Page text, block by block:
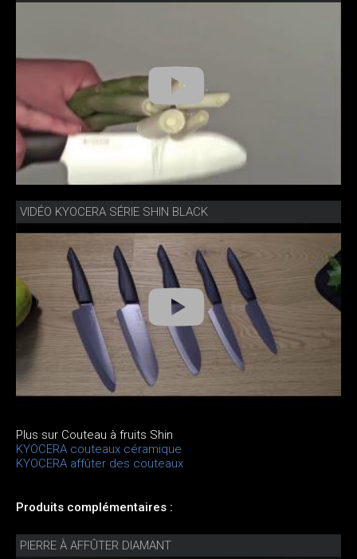
VIDÉO KYOCERA SÉRIE SHIN BLACK
Plus sur Couteau à fruits Shin
KYOCERA couteaux céramique
KYOCERA affûter des couteaux
Produits complémentaires :
PIERRE À AFFÛTER DIAMANT